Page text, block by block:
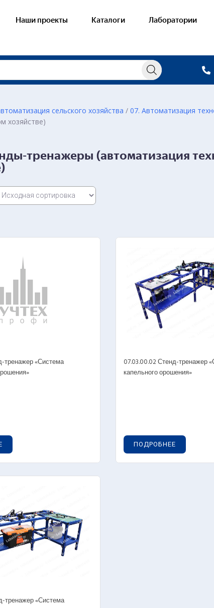
Стенды-
планшеты светодинамические
Стенды-
стенды
Лабораторные
установки)
Наши проекты Каталоги Лаборатории
сельского хозяйства / 07. Автоматизация
хозяйстве)
тренажеры (автоматизация
тренажер «Система
07.03.00.02 Стенд-тренажер
капельного орошения»
ПОДРОБНЕЕ
тренажер «Система